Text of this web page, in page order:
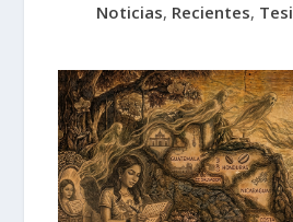
Noticias, Recientes,